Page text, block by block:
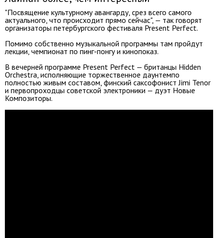
"Посвящение культурному авангарду, срез всего самого
актуального, что происходит прямо сейчас", — так говорят
организаторы петербургского фестиваля Present Perfect.
Помимо собственно музыкальной программы там пройдут
лекции, чемпионат по пинг-понгу и кинопоказ.
В вечерней программе Present Perfect — британцы Hidden
Orchestra, исполняющие торжественное даунтемпо
полностью живым составом, финский саксофонист Jimi Tenor
и первопроходцы советской электроники — дуэт Новые
Композиторы.